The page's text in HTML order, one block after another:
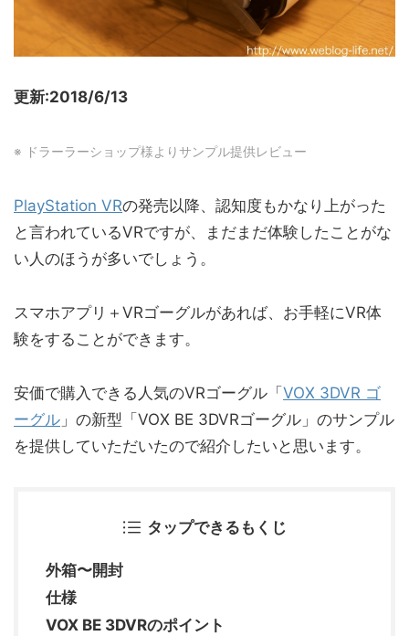
更新:2018/6/13
※ ドラーラーショップ様よりサンプル提供レビュー
PlayStation VRの発売以降、認知度もかなり上がった
と言われているVRですが、まだまだ体験したことがな
い人のほうが多いでしょう。
スマホアプリ＋VRゴーグルがあれば、お手軽にVR体
験をすることができます。
安価で購入できる人気のVRゴーグル「 VOX 3DVR ゴ
ーグル 」の新型「VOX BE 3DVRゴーグル」のサンプル
を提供していただいたので紹介したいと思います。
タップできるもくじ
外箱〜開封
仕様
VOX BE 3DVRのポイント